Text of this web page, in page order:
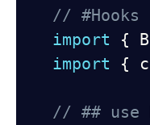
// #Hooks
import
{
import
{
// ## use